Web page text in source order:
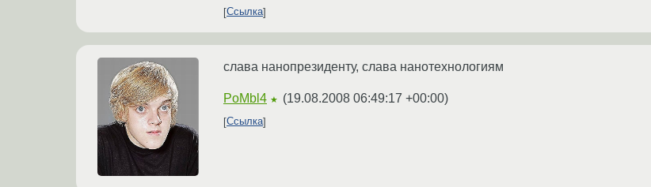
Ссылка
слава нанопрезиденту, слава нанотехнологиям
PoMbl4 ★ (19.08.2008 06:49:17 +00:00)
Ссылка